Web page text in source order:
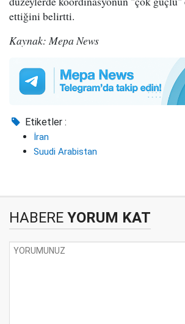
ettiğini belirtti.
Kaynak: Mepa News
Etiketler :
İran
Suudi Arabistan
HABERE YORUM KAT